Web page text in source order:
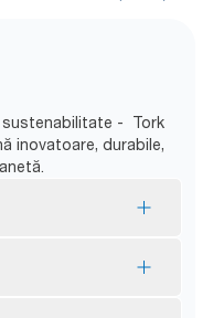
sustenabilitate - Tork
inovatoare, durabile,
obținute în